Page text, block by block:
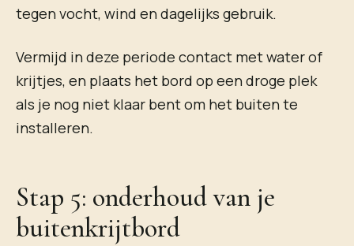
tegen vocht, wind en dagelijks gebruik.
Vermijd in deze periode contact met water of
krijtjes, en plaats het bord op een droge plek
als je nog niet klaar bent om het buiten te
installeren.
Stap 5: onderhoud van je
buitenkrijtbord